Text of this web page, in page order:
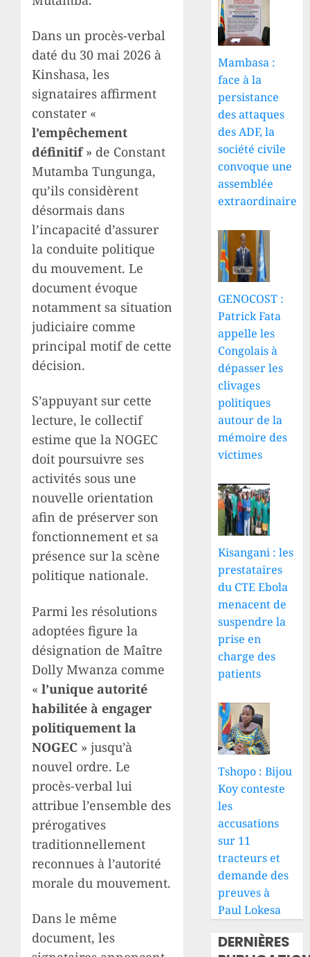
Dans un procès-verbal
daté du 30 mai 2026 à
Kinshasa, les
signataires affirment
constater «
l’empêchement
définitif» de Constant
Mutamba Tungunga,
qu’ils considèrent
désormais dans
l’incapacité d’assurer
la conduite politique
du mouvement. Le
document évoque
notamment sa situation
judiciaire comme
principal motif de cette
décision.
S’appuyant sur cette
lecture, le collectif
estime que la NOGEC
doit poursuivre ses
activités sous une
nouvelle orientation
afin de préserver son
fonctionnement et sa
présence sur la scène
politique nationale.
Parmi les résolutions
adoptées figure la
désignation de Maître
Dolly Mwanza comme
« l’unique autorité
habilitée à engager
politiquement la
NOGEC » jusqu’à
nouvel ordre. Le
procès-verbal lui
attribue l’ensemble des
prérogatives
traditionnellement
reconnues à l’autorité
morale du mouvement.
Dans le même
document, les
Mambasa :
face à la
persistance
des attaques
des ADF, la
société civile
convoque une
assemblée
extraordinaire
GENOCOST :
Patrick Fata
appelle les
Congolais à
dépasser les
clivages
politiques
autour de la
mémoire des
victimes
Kisangani : les
prestataires
du CTE Ebola
menacent de
suspendre la
prise en
charge des
patients
Tshopo : Bijou
Koy conteste
les
accusations
sur 11
tracteurs et
demande des
preuves à
Paul Lokesa
DERNIÈRES